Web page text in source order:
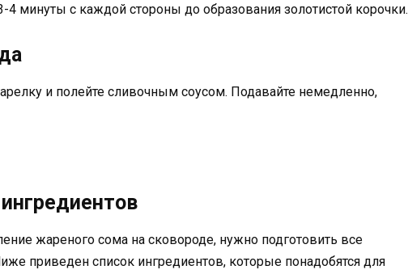
4 минуты с каждой стороны до образования золотистой корочки.
и полейте сливочным соусом. Подавайте немедленно,
жареного сома на сковороде, нужно подготовить все
приведен список ингредиентов, которые понадобятся для